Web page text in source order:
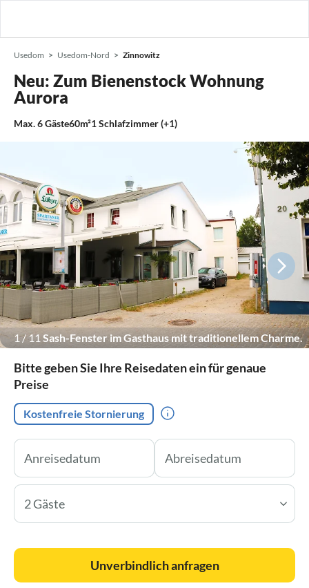
Usedom Usedom-Nord Zinnowitz
Neu: Zum Bienenstock Wohnung
Aurora
Max.6Gäste60m²1Schlafzimmer (+1)
1/11 Sash-Fenster im Gasthaus mit traditionellem Charme.
Bitte geben Sie Ihre Reisedaten ein für genaue
Preise
Kostenfreie Stornierung
2 Gäste
Unverbindlich anfragen